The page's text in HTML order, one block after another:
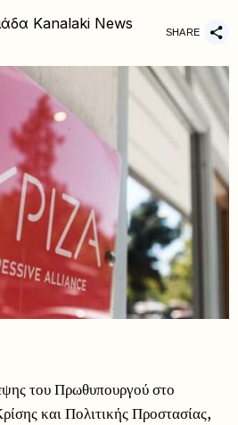
Kanalaki News SHARE
του Πρωθυπουργού στο
και Πολιτικής Προστασίας,